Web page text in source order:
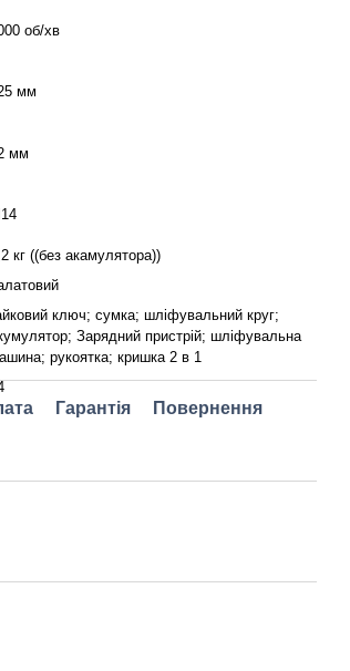
об/хв
мм
мм
кг ((без акамулятора))
ключ; сумка; шліфувальний круг;
Зарядний пристрій; шліфувальна
рукоятка; кришка 2 в 1
Гарантія Повернення